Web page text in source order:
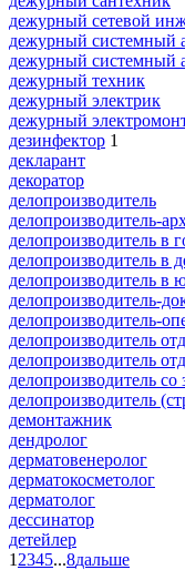
дежурный сетевой
дежурный системный
дежурный системный
дежурный техник
дежурный электрик
дежурный
дезинфектор 1
декларант
декоратор
делопроизводитель
делопроизводитель-
делопроизводитель в
делопроизводитель в
делопроизводитель в
делопроизводитель-
делопроизводитель-
делопроизводитель
делопроизводитель
делопроизводитель
делопроизводитель
демонтажник
дендролог
дерматовенеролог
дерматокосметолог
дерматолог
дессинатор
детейлер
1 2345...8дальше